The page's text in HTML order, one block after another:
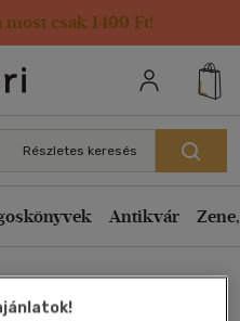
csak 1499 Ft!
Részletes keresés
Antikvár
csökkenő